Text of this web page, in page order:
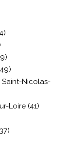
Saint-Nicolas-
Loire (41)